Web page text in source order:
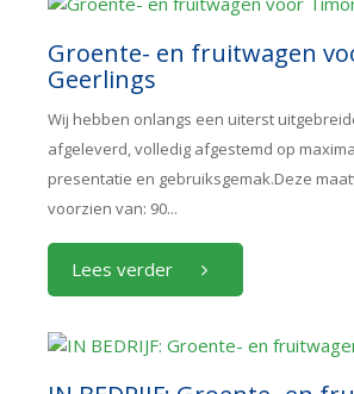
Groente- en fruitwagen
Geerlings
Wij hebben onlangs een uiterst
afgeleverd, volledig afgestemd op
presentatie en gebruiksgemak.Deze
voorzien van: 90...
Lees verder